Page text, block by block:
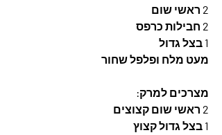
2 ראשי שום
2 חבילות כרפס
1 בצל גדול
מעט מלח ופלפל שחור
מצרכים למרק:
2 ראשי שום קצוצים
1 בצל גדול קצוץ